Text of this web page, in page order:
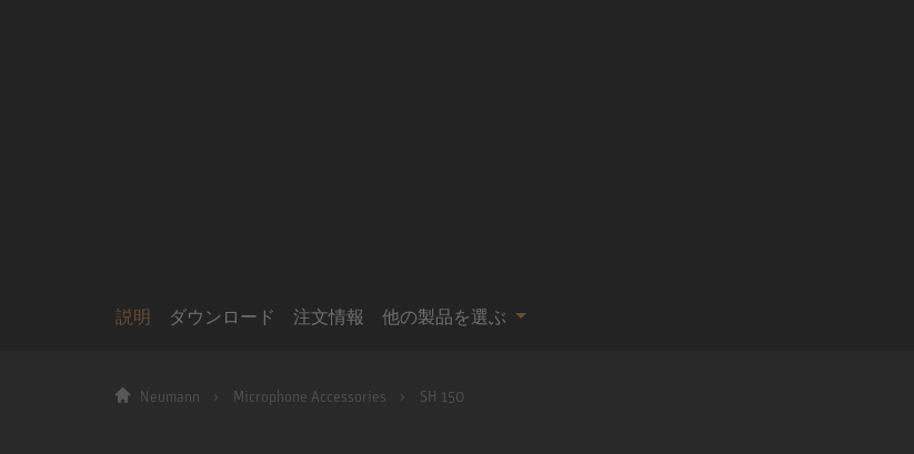
説明 ダウンロード 注文情報 他の製品を選ぶ
Neumann Microphone Accessories SH 150